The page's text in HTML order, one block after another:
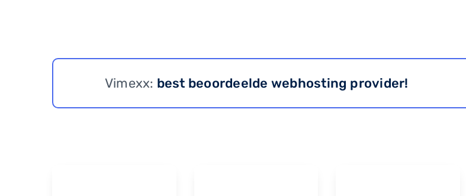
Vimexx: best beoordeelde webhosting provider!